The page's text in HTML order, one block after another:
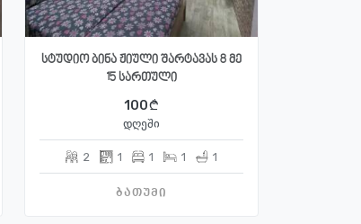
სტუდიო ბინა ჟიული შარტავას 8 მე
15 სართული
100
დღეში
2 1 1 1 1
ბათუმი